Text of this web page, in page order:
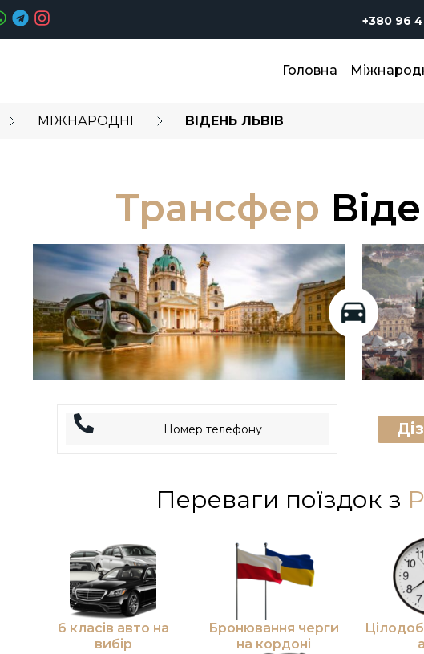
+380 96
Головна
МІЖНАРОДНІ ВІДЕНЬ ЛЬВІВ
Трансфер
Переваги поїздок з
6 класів авто на
вибір
Бронювання черги
на кордоні